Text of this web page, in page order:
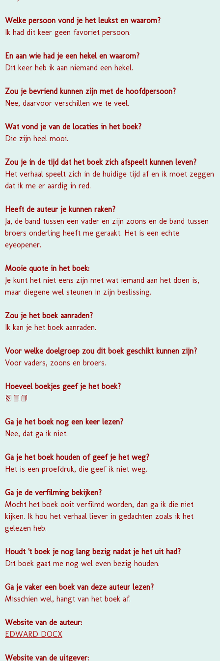
Welke persoon vond je het leukst en waarom?
Ik had dit keer geen favoriet persoon.
En aan wie had je een hekel en waarom?
Dit keer heb ik aan niemand een hekel.
Zou je bevriend kunnen zijn met de hoofdpersoon?
Nee, daarvoor verschillen we te veel.
Wat vond je van de locaties in het boek?
Die zijn heel mooi.
Zou je in de tijd dat het boek zich afspeelt kunnen leven?
Het verhaal speelt zich in de huidige tijd af en ik moet zeggen
dat ik me er aardig in red.
Heeft de auteur je kunnen raken?
Ja, de band tussen een vader en zijn zoons en de band tussen
broers onderling heeft me geraakt. Het is een echte
eyeopener.
Mooie quote in het boek:
Je kunt het niet eens zijn met wat iemand aan het doen is,
maar diegene wel steunen in zijn beslissing.
Zou je het boek aanraden?
Ik kan je het boek aanraden.
Voor welke doelgroep zou dit boek geschikt kunnen zijn?
Voor vaders, zoons en broers.
Hoeveel boekjes geef je het boek?
📗📙📘
Ga je het boek nog een keer lezen?
Nee, dat ga ik niet.
Ga je het boek houden of geef je het weg?
Het is een proefdruk, die geef ik niet weg.
Ga je de verfilming bekijken?
Mocht het boek ooit verfilmd worden, dan ga ik die niet
kijken. Ik hou het verhaal liever in gedachten zoals ik het
gelezen heb.
Houdt 't boek je nog lang bezig nadat je het uit had?
Dit boek gaat me nog wel even bezig houden.
Ga je vaker een boek van deze auteur lezen?
Misschien wel, hangt van het boek af.
Website van de auteur:
EDWARD DOCX
Website van de uitgever: